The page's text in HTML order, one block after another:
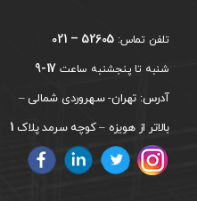
تلفن تماس: 52605 – 021
شنبه تا پنجشنبه ساعت 17-9
آدرس: تهران- سهروردی شمالی –
بالاتر از هویزه – کوچه سرمد پلاک 1